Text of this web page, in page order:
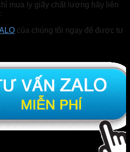
mua ly giấy chất lượng hãy liên
của chúng tôi ngay để được tư